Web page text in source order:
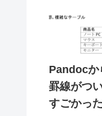
Pandocか
罫線がつ
すごかっ